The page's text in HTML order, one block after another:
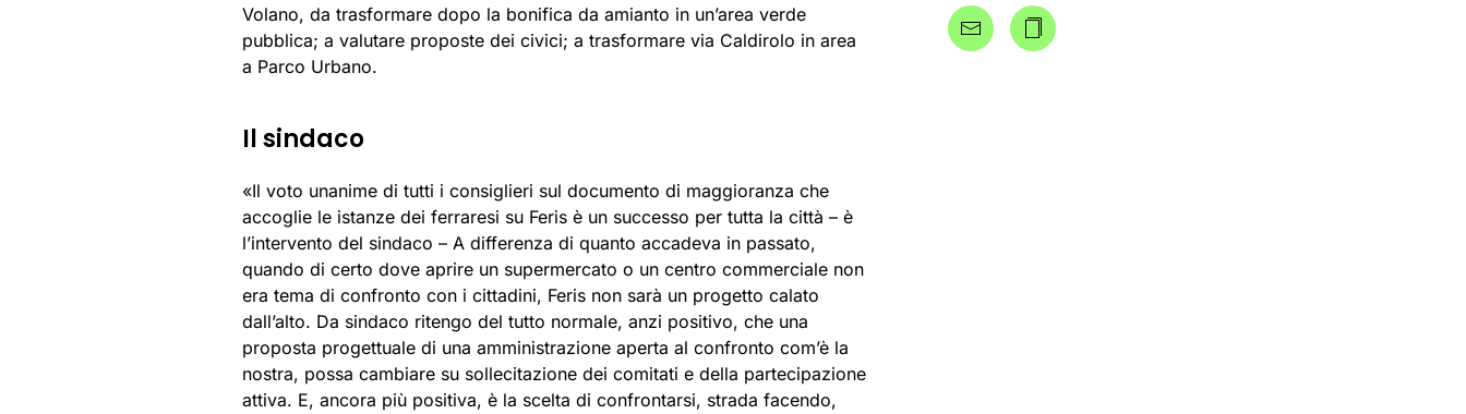
Volano, da trasformare dopo la bonifica da amianto in un’area verde
pubblica; a valutare proposte dei civici; a trasformare via Caldirolo in area
a Parco Urbano.
Il sindaco
«Il voto unanime di tutti i consiglieri sul documento di maggioranza che
accoglie le istanze dei ferraresi su Feris è un successo per tutta la città – è
l’intervento del sindaco – A differenza di quanto accadeva in passato,
quando di certo dove aprire un supermercato o un centro commerciale non
era tema di confronto con i cittadini, Feris non sarà un progetto calato
dall’alto. Da sindaco ritengo del tutto normale, anzi positivo, che una
proposta progettuale di una amministrazione aperta al confronto com’è la
nostra, possa cambiare su sollecitazione dei comitati e della partecipazione
attiva. E, ancora più positiva, è la scelta di confrontarsi, strada facendo,